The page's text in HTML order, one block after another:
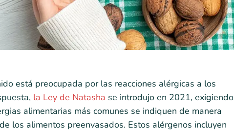
está preocupada por las reacciones alérgicas a los
la Ley de Natasha se introdujo en 2021, exigiendo
alimentarias más comunes se indiquen de manera
los alimentos preenvasados. Estos alérgenos incluyen